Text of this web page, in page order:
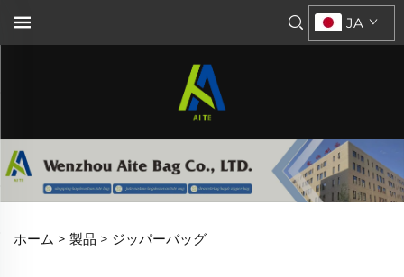
JA
ホーム > 製品 > ジッパーバッグ